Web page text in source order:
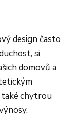
design často
si
domovů a
také chytrou